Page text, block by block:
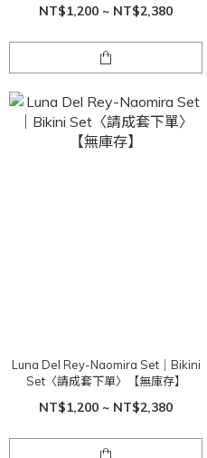
NT$1,200 ~ NT$2,380
Luna Del Rey-Naomira Set｜Bikini
Set〈請成套下單〉【無庫存】
NT$1,200 ~ NT$2,380